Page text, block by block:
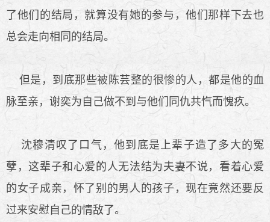
了他们的结局，就算没有她的参与，他们那样下去也
总会走向相同的结局。
但是，到底那些被陈芸整的很惨的人，都是他的血
脉至亲，谢奕为自己做不到与他们同仇共忾而愧疚。
沈穆清叹了口气，他到底是上辈子造了多大的冤
孽，这辈子和心爱的人无法结为夫妻不说，看着心爱
的女子成亲，怀了别的男人的孩子，现在竟然还要反
过来安慰自己的情敌了。